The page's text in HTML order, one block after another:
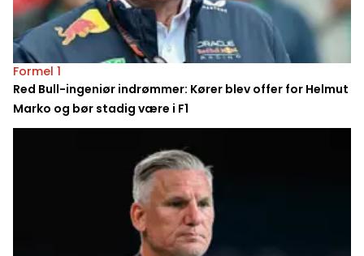
Formel 1
Red Bull-ingeniør indrømmer: Kører blev offer for Helmut
Marko og bør stadig være i F1